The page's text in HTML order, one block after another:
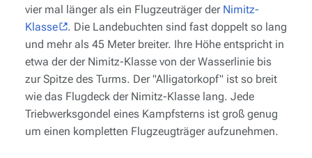
vier mal länger als ein Flugzeuträger der Nimitz-
Klasse
. Die Landebuchten sind fast doppelt so lang
und mehr als 45 Meter breiter. Ihre Höhe entspricht in
etwa der der Nimitz-Klasse von der Wasserlinie bis
zur Spitze des Turms. Der"Alligatorkopf" ist so breit
wie das Flugdeck der Nimitz-Klasse lang. Jede
Triebwerksgondel eines Kampfsterns ist groß genug
um einen kompletten Flugzeugträger aufzunehmen.